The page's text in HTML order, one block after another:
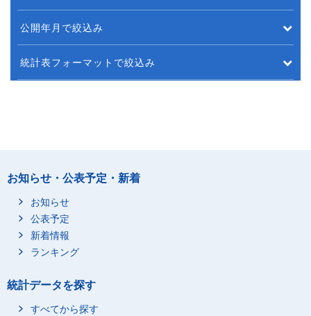
公開年月で絞込み
統計表フォーマットで絞込み
お知らせ・公表予定・新着
お知らせ
公表予定
新着情報
ランキング
統計データを探す
すべてから探す